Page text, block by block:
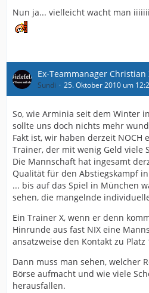
Nun ja... vielleicht wacht man
Ex-Teammanager Christian
Sundi 25. Oktober 2010 um
So, wie Arminia seit dem Winter
sollte uns doch nichts mehr
Fakt ist, wir haben derzeit NOCH
Trainer, der mit wenig Geld viele
Die Mannschaft hat ingesamt
Qualität für den Abstiegskampf in
... bis auf das Spiel in München
sehen, die mangelnde
Ein Trainer X, wenn er denn
Hinrunde aus fast NIX eine
ansatzweise den Kontakt zu Platz
Dann muss man sehen, welcher
Börse aufmacht und wie viele
herausfallen.